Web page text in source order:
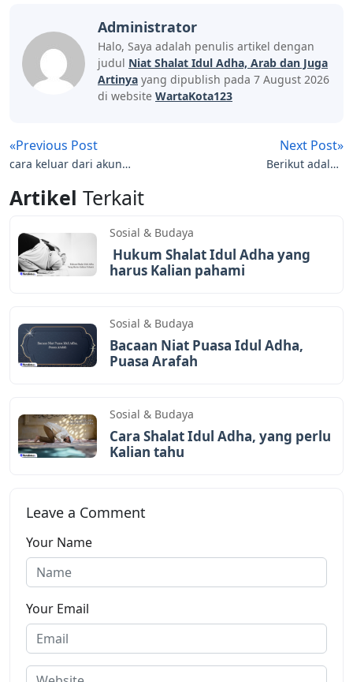
Administrator
Halo, Saya adalah penulis artikel dengan
judul Niat Shalat Idul Adha, Arab dan Juga
Artinya yang dipublish pada 7 August 2026
di website WartaKota123
«Previous Post
cara keluar dari akun
Next Post»
Berikut adalah
Artikel Terkait
Sosial & Budaya
Hukum Shalat Idul Adha yang
harus Kalian pahami
Sosial & Budaya
Bacaan Niat Puasa Idul Adha,
Puasa Arafah
Sosial & Budaya
Cara Shalat Idul Adha, yang perlu
Kalian tahu
Leave a Comment
Your Name
Your Email